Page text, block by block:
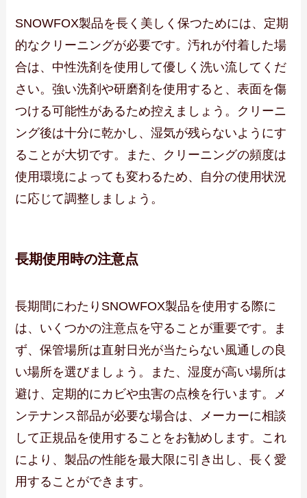
SNOWFOX製品を長く美しく保つためには、定期
的なクリーニングが必要です。汚れが付着した場
合は、中性洗剤を使用して優しく洗い流してくだ
さい。強い洗剤や研磨剤を使用すると、表面を傷
つける可能性があるため控えましょう。クリーニ
ング後は十分に乾かし、湿気が残らないようにす
ることが大切です。また、クリーニングの頻度は
使用環境によっても変わるため、自分の使用状況
に応じて調整しましょう。
長期使用時の注意点
長期間にわたりSNOWFOX製品を使用する際に
は、いくつかの注意点を守ることが重要です。ま
ず、保管場所は直射日光が当たらない風通しの良
い場所を選びましょう。また、湿度が高い場所は
避け、定期的にカビや虫害の点検を行います。メ
ンテナンス部品が必要な場合は、メーカーに相談
して正規品を使用することをお勧めします。これ
により、製品の性能を最大限に引き出し、長く愛
用することができます。